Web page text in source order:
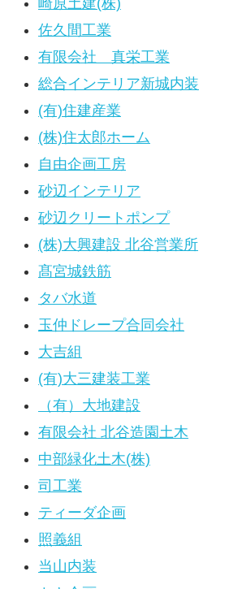
崎原土建(株)
佐久間工業
有限会社 真栄工業
総合インテリア新城内装
(有)住建産業
(株)住太郎ホーム
自由企画工房
砂辺インテリア
砂辺クリートポンプ
(株)大興建設 北谷営業所
髙宮城鉄筋
タバ水道
玉仲ドレープ合同会社
大吉組
(有)大三建装工業
（有）大地建設
有限会社 北谷造園土木
中部緑化土木(株)
司工業
ティーダ企画
照義組
当山内装